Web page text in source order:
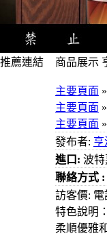
推薦連結 商品展示
主要頁面 »
主要頁面 »
主要頁面 »
發布者: 亨
進口: 波
聯絡方式 :
訪客價:
特色說明
柔順優雅